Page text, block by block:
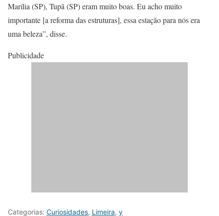
Marília (SP), Tupã (SP) eram muito boas. Eu acho muito
importante [a reforma das estruturas], essa estação para nós era
uma beleza”, disse.
Publicidade
Categorias: Curiosidades, Limeira, y